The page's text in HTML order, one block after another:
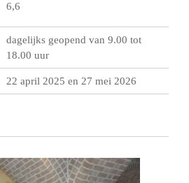
6,6
dagelijks geopend van 9.00 tot
18.00 uur
22 april 2025 en 27 mei 2026